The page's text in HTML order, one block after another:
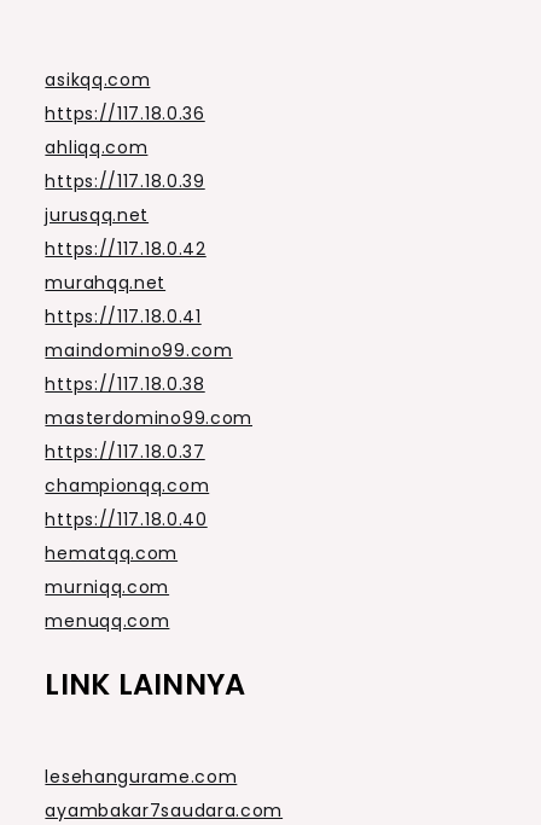
asikqq.com
https://117.18.0.36
ahliqq.com
https://117.18.0.39
jurusqq.net
https://117.18.0.42
murahqq.net
https://117.18.0.41
maindomino99.com
https://117.18.0.38
masterdomino99.com
https://117.18.0.37
championqq.com
https://117.18.0.40
hematqq.com
murniqq.com
menuqq.com
LINK LAINNYA
lesehangurame.com
ayambakar7saudara.com